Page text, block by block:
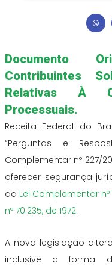
Documento
Contribuintes
Relativas À
Processuais.
Receita Federal do
“Perguntas e
Complementar nº 227/
oferecer segurança
da Lei Complementar nº
nº 70.235, de 1972.
A nova legislação
inclusive a forma